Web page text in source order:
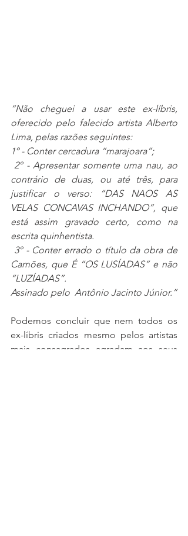
“Não cheguei a usar este ex-líbris,
oferecido pelo falecido artista Alberto
Lima, pelas razões seguintes:
1º - Conter cercadura “marajoara”;
2º - Apresentar somente uma nau, ao
contrário de duas, ou até três, para
justificar o verso: “DAS NAOS AS
VELAS CONCAVAS INCHANDO”, que
está assim gravado certo, como na
escrita quinhentista.
Camões, que É “OS LUSÍADAS” e não
“LUZÍADAS”.
Assinado pelo  Antônio Jacinto Júnior.”
Podemos concluir que nem todos os
ex-líbris criados mesmo pelos artistas
mais consagrados agradam aos seus